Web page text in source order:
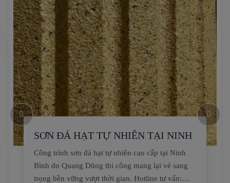
SƠN ĐÁ HẠT TỰ NHIÊN TẠI NINH
BÌNH: ĐẲNG CẤP THƯỢNG LƯU
TỪ QUANG DŨNG
Công trình sơn đá hạt tự nhiên cao cấp tại Ninh
Bình do Quang Dũng thi công mang lại vẻ sang
trọng bền vững vượt thời gian. Hotline tư vấn: